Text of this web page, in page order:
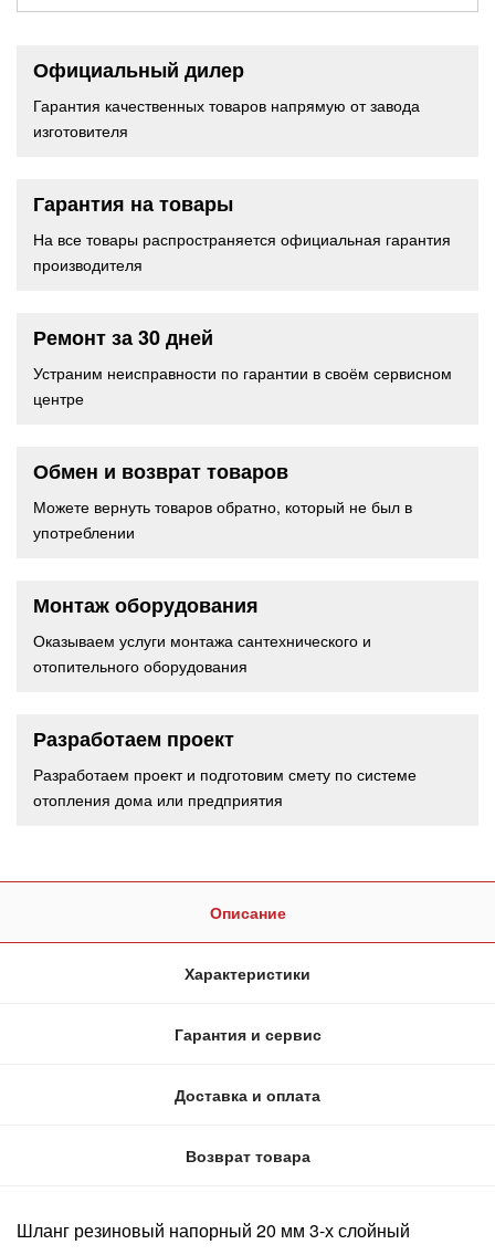
Официальный дилер
Гарантия качественных товаров напрямую от завода
изготовителя
Гарантия на товары
На все товары распространяется официальная гарантия
производителя
Ремонт за 30 дней
Устраним неисправности по гарантии в своём сервисном
центре
Обмен и возврат товаров
Можете вернуть товаров обратно, который не был в
употреблении
Монтаж оборудования
Оказываем услуги монтажа сантехнического и
отопительного оборудования
Разработаем проект
Разработаем проект и подготовим смету по системе
отопления дома или предприятия
Описание
Характеристики
Гарантия и сервис
Доставка и оплата
Возврат товара
Шланг резиновый напорный 20 мм 3-х слойный